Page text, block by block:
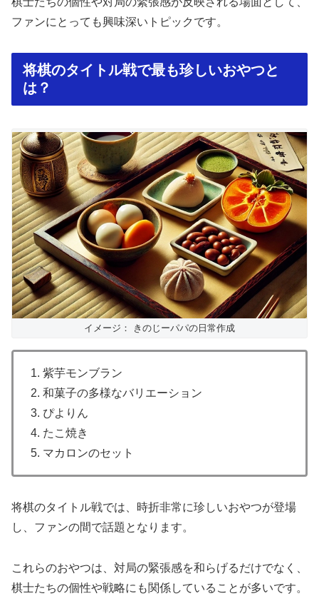
ファンにとっても興味深いトピックです。
将棋のタイトル戦で最も珍しいおやつと
は？
イメージ： きのじーパパの日常作成
1. 紫芋モンブラン
2. 和菓子の多様なバリエーション
3. ぴよりん
4. たこ焼き
5. マカロンのセット
将棋のタイトル戦では、時折非常に珍しいおやつが登場
し、ファンの間で話題となります。
これらのおやつは、対局の緊張感を和らげるだけでなく、
棋士たちの個性や戦略にも関係していることが多いです。